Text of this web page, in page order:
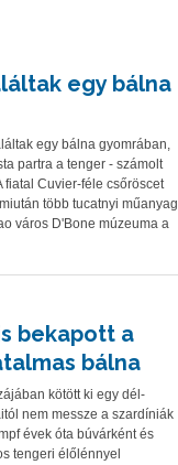
egy bálna
egy bálna gyomrában,
partra a tenger - számolt
fiatal Cuvier-féle csőröscet
több tucatnyi műanyag
város D'Bone múzeuma a
bekapott a
bálna
kötött ki egy dél-
nem messze a szardíniák
évek óta búvárként és
tengeri élőlénnyel